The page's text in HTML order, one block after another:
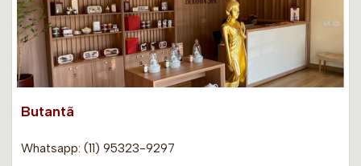
Butantã
Whatsapp: (11) 95323-9297